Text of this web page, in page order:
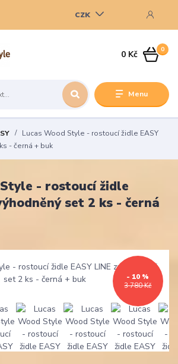
Menu
CZK
0
0 Kč
Lucas Wood Style - rostoucí židle EASY
- černá + buk
- rostoucí židle
set 2 ks - černá
3 780 Kč
- 10 %